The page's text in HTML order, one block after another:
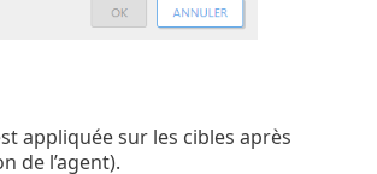
appliquée sur les cibles après
de l’agent).